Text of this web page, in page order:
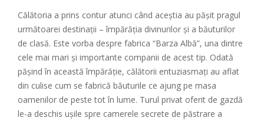
Călătoria a prins contur atunci când aceștia au pășit pragul
următoarei destinații – împărăția divinurilor și a băuturilor
de clasă. Este vorba despre fabrica “Barza Albă”, una dintre
cele mai mari și importante companii de acest tip. Odată
pășind în această împărăție, călătorii entuziasmați au aflat
din culise cum se fabrică băuturile ce ajung pe masa
oamenilor de peste tot în lume. Turul privat oferit de gazdă
le-a deschis ușile spre camerele secrete de păstrare a